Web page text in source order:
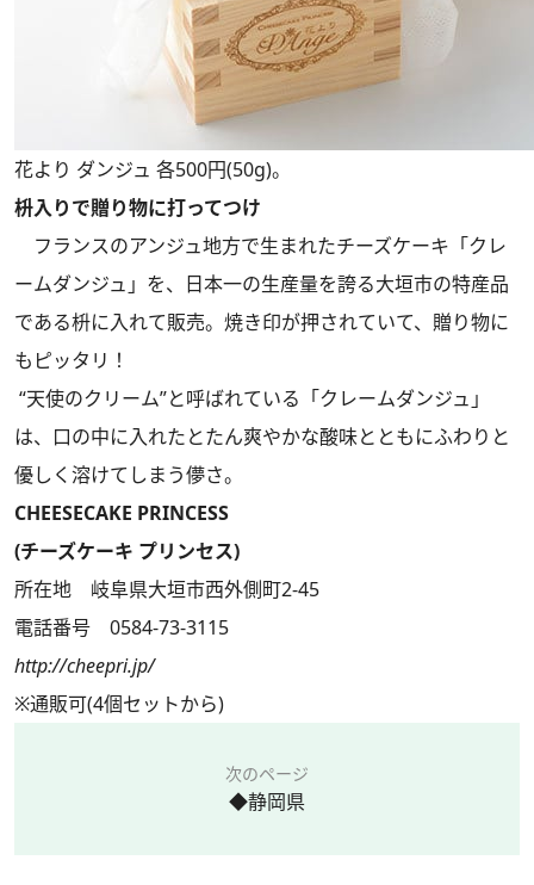
花より ダンジュ 各500円(50g)。
枡入りで贈り物に打ってつけ
フランスのアンジュ地方で生まれたチーズケーキ「クレ
ームダンジュ」を、日本一の生産量を誇る大垣市の特産品
である枡に入れて販売。焼き印が押されていて、贈り物に
もピッタリ！
“天使のクリーム”と呼ばれている「クレームダンジュ」
は、口の中に入れたとたん爽やかな酸味とともにふわりと
優しく溶けてしまう儚さ。
CHEESECAKE PRINCESS
(チーズケーキ プリンセス)
所在地 岐阜県大垣市西外側町2-45
電話番号 0584-73-3115
http://cheepri.jp/
※通販可(4個セットから)
次のページ
◆静岡県